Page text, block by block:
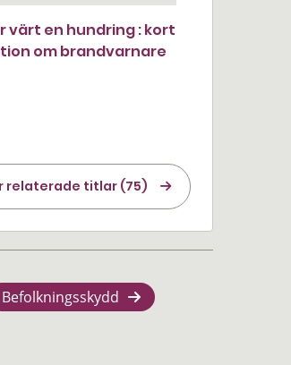
värt en hundring : kort
om brandvarnare
relaterade titlar (75)
Befolkningsskydd